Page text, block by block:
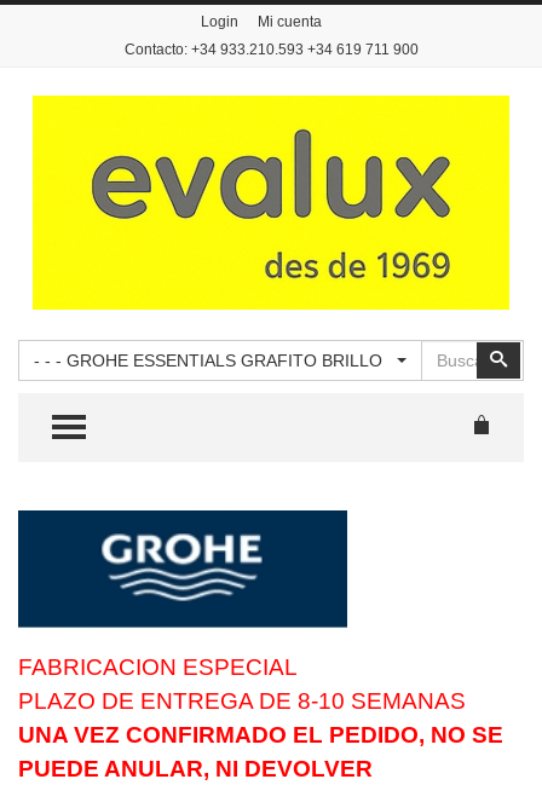
Login
Mi cuenta
Contacto: +34 933.210.593 +34 619 711 900
- - - GROHE ESSENTIALS GRAFITO BRILLO
TOGGLE MENU
FABRICACION ESPECIAL
PLAZO DE ENTREGA DE 8-10 SEMANAS
UNA VEZ CONFIRMADO EL PEDIDO, NO SE
PUEDE ANULAR, NI DEVOLVER